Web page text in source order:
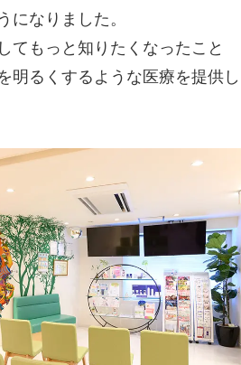
なりました。
てもっと知りたくなったこと
明るくするような医療を提供し